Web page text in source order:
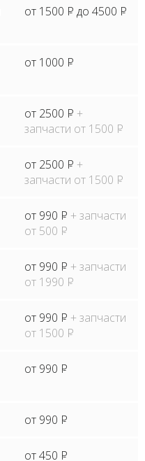
от 1500 P до 4500 P
от 1000 P
от 2500 P +
запчасти от 1500 P
от 2500 P +
запчасти от 1500 P
от 990 P + запчасти
от 500 P
от 990 P + запчасти
от 1990 P
от 990 P + запчасти
от 1500 P
от 990 P
от 990 P
от 450 P